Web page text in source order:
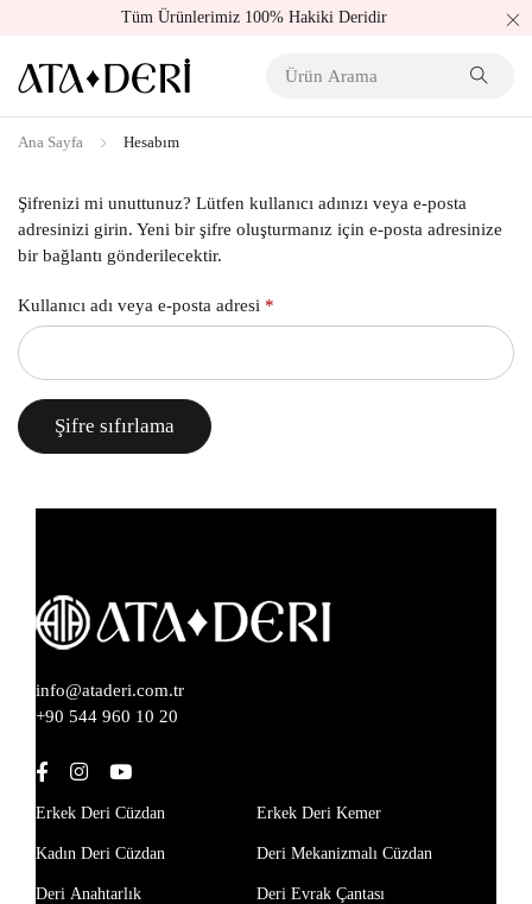
Tüm Ürünlerimiz 100% Hakiki Deridir
Ana Sayfa Hesabım
Şifrenizi mi unuttunuz? Lütfen kullanıcı adınızı veya e-posta
adresinizi girin. Yeni bir şifre oluşturmanız için e-posta adresinize
bir bağlantı gönderilecektir.
Kullanıcı adı veya e-posta adresi *
Şifre sıfırlama
info@ataderi.com.tr
+90 544 960 10 20
Erkek Deri Cüzdan
Kadın Deri Cüzdan
Deri Anahtarlık
Erkek Deri Kemer
Deri Mekanizmalı Cüzdan
Deri Evrak Çantası